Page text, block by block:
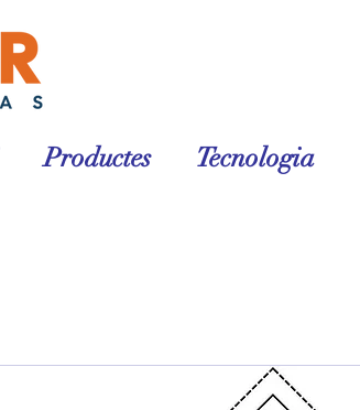
Productes Tecnologia